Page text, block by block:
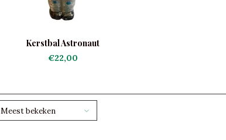
Kerstbal Astronaut
€22,00
Meest bekeken